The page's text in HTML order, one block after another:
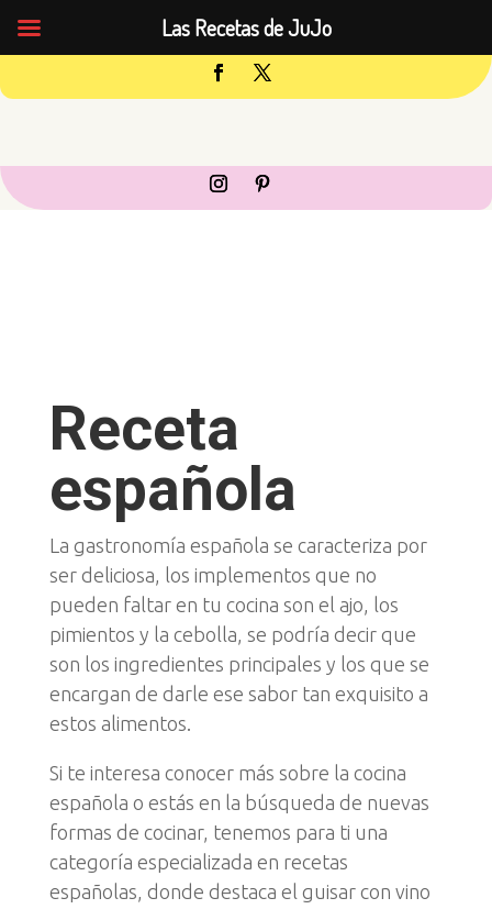
Receta
española
La gastronomía española se caracteriza por
ser deliciosa, los implementos que no
pueden faltar en tu cocina son el ajo, los
pimientos y la cebolla, se podría decir que
son los ingredientes principales y los que se
encargan de darle ese sabor tan exquisito a
estos alimentos.
Si te interesa conocer más sobre la cocina
española o estás en la búsqueda de nuevas
formas de cocinar, tenemos para ti una
categoría especializada en recetas
españolas, donde destaca el guisar con vino
Las Recetas de JuJo